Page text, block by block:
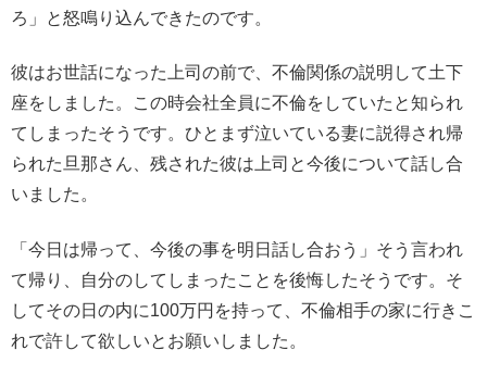
ろ」と怒鳴り込んできたのです。
彼はお世話になった上司の前で、不倫関係の説明して土下
座をしました。この時会社全員に不倫をしていたと知られ
てしまったそうです。ひとまず泣いている妻に説得され帰
られた旦那さん、残された彼は上司と今後について話し合
いました。
「今日は帰って、今後の事を明日話し合おう」そう言われ
て帰り、自分のしてしまったことを後悔したそうです。そ
してその日の内に100万円を持って、不倫相手の家に行きこ
れで許して欲しいとお願いしました。